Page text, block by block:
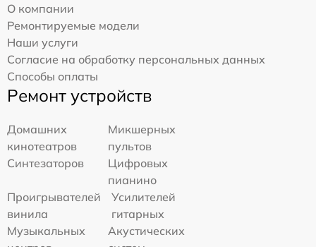
О компании
Ремонтируемые модели
Наши услуги
Согласие на обработку персональных данных
Способы оплаты
Ремонт устройств
Домашних
кинотеатров
Микшерных
пультов
Синтезаторов
Цифровых
пианино
Проигрывателей
винила
Усилителей
гитарных
Музыкальных
Акустических